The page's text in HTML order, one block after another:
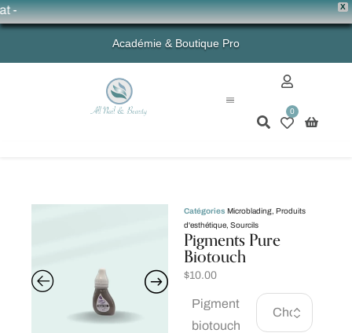
X
Académie & Boutique Pro
0
Catégories Microblading Produits
d'esthétique Sourcils
Pigments Pure
Biotouch
$10.00
Pigment
biotouch